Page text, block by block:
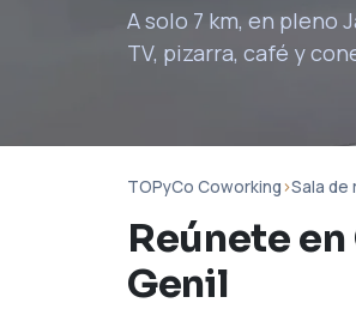
A solo 7 km, en pleno
TV, pizarra, café y
TOPyCo Coworking›Sala de
Reúnete
Genil